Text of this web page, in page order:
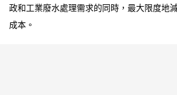
政和工業廢水處理需求的同時，最大限度地
成本。